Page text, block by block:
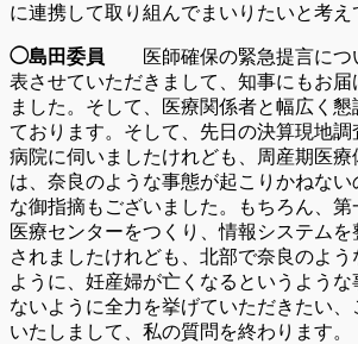
に連携して取り組んでまいりたいと考え
◯島田委員 医師確保の緊急提言につ
表させていただきまして、知事にもお届
ました。そして、医療関係者と幅広く
ております。そして、先日の決算現地調
病院に伺いましたけれども、周産期医療
は、奈良のような事態が起こりかねな
な御指摘もございました。もちろん、第
医療センターをつくり、情報システム
されましたけれども、北部で奈良のよ
ように、妊産婦が亡くなるというよう
ないように全力を挙げていただきたい
いたしまして、私の質問を終わります。